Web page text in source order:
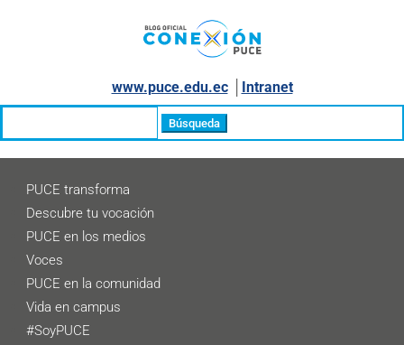
www.puce.edu.ec│ Intranet
PUCE transforma
Descubre tu vocación
PUCE en los medios
Voces
PUCE en la comunidad
Vida en campus
#SoyPUCE